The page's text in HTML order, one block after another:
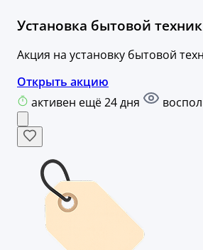
Установка бытовой
Акция на установку бытовой
Открыть акцию
активен ещё 24 дня